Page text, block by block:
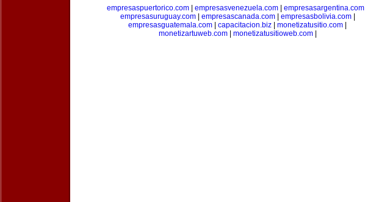
empresaspuertorico.com
empresasvenezuela.com empresasargentina.com
empresasuruguay.com| empresascanada.com| empresasbolivia.com|
empresasguatemala.com
capacitacion.biz monetizatusitio.com
monetizartuweb.com| monetizatusitioweb.com|